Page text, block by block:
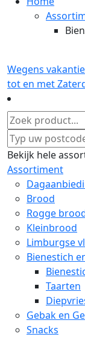
Wegens
tot en met
Bekijk hele
Assortiment
Brood
Rogge
Kleinbrood
Limburgse
Bienestich
Taarten
Gebak en
Snacks